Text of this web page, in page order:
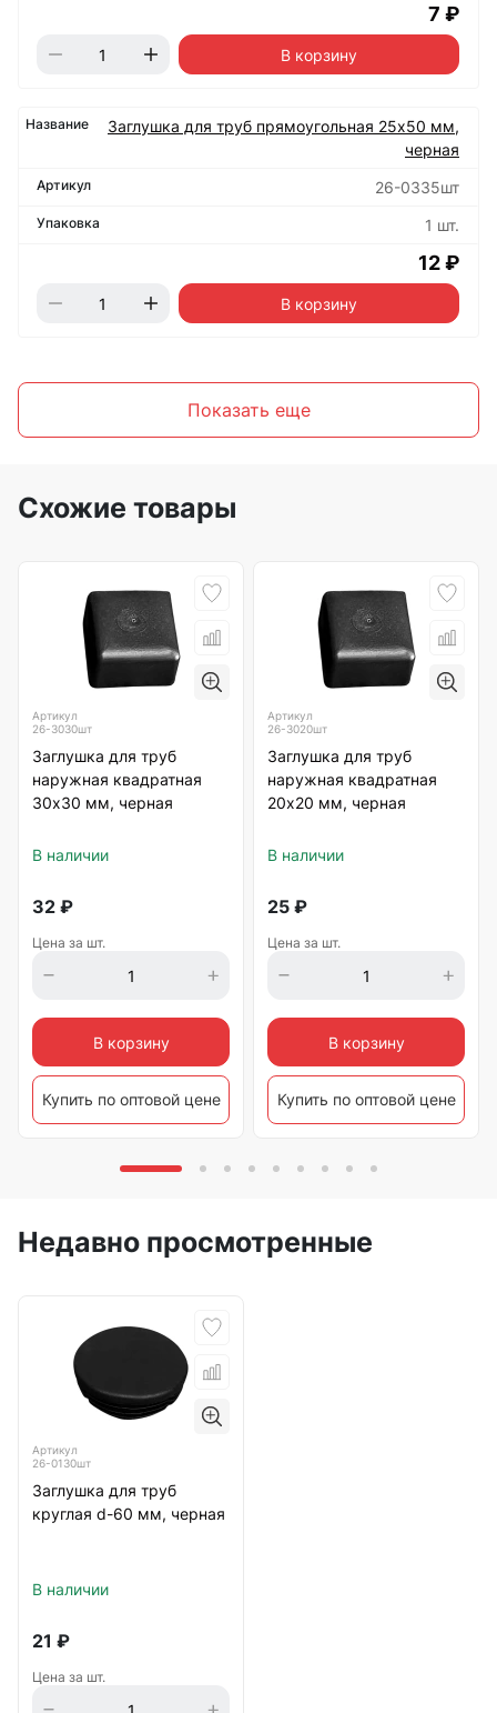
7 ₽
В корзину
Заглушка для труб прямоугольная 25х50 мм,
черная
26-0335шт
1 шт.
12 ₽
В корзину
Показать еще
Схожие товары
Артикул
26-3030шт
Заглушка для труб
наружная квадратная
30х30 мм, черная
В наличии
32 ₽
Цена за шт.
В корзину
Купить по оптовой цене
Артикул
26-3020шт
Заглушка для труб
наружная квадратная
20х20 мм, черная
В наличии
25 ₽
Цена за шт.
В корзину
Купить по оптовой цене
Недавно просмотренные
Артикул
26-0130шт
Заглушка для труб
круглая d-60 мм, черная
В наличии
21 ₽
Цена за шт.